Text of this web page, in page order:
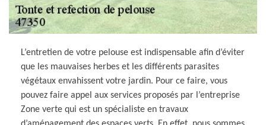
L’entretien de votre pelouse est indispensable afin d’éviter
que les mauvaises herbes et les différents parasites
végétaux envahissent votre jardin. Pour ce faire, vous
pouvez faire appel aux services proposés par l’entreprise
Zone verte qui est un spécialiste en travaux